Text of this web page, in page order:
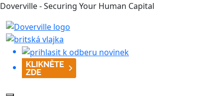
Doverville - Securing Your Human Capital